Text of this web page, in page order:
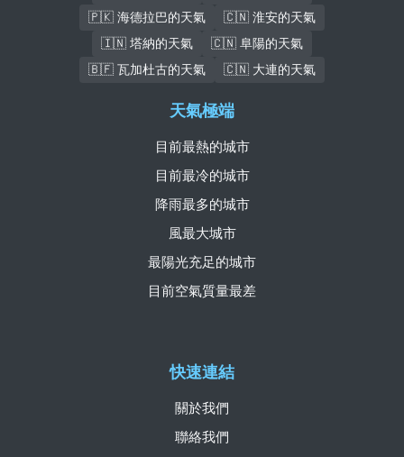
🇵🇰 海德拉巴的天氣
🇨🇳 淮安的天氣
🇮🇳 塔納的天氣
🇨🇳 阜陽的天氣
🇧🇫 瓦加杜古的天氣
🇨🇳 大連的天氣
快速連結
關於我們
聯絡我們
天氣極端
目前最熱的城市
目前最冷的城市
降雨最多的城市
風最大城市
最陽光充足的城市
目前空氣質量最差